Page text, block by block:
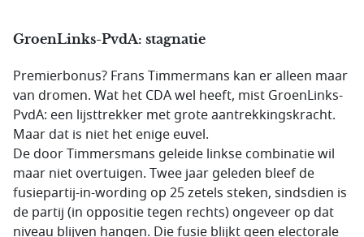
GroenLinks-PvdA: stagnatie
Premierbonus? Frans Timmermans kan er alleen maar
van dromen. Wat het CDA wel heeft, mist GroenLinks-
PvdA: een lijsttrekker met grote aantrekkingskracht.
Maar dat is niet het enige euvel.
De door Timmersmans geleide linkse combinatie wil
maar niet overtuigen. Twee jaar geleden bleef de
fusiepartij-in-wording op 25 zetels steken, sindsdien is
de partij (in oppositie tegen rechts) ongeveer op dat
niveau blijven hangen. Die fusie blijkt geen electorale